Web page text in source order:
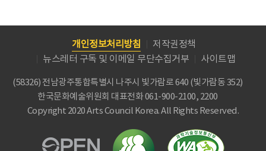
개인정보처리방침
저작권정책
뉴스레터 구독 및 이메일 무단수집거부
사이트맵
(58326) 전남광주통합특별시 나주시 빛가람로 640 (빛가람동 352)
한국문화예술위원회 대표전화 061-900-2100, 2200
Copyright 2020 Arts Council Korea. All Rights Reserved.